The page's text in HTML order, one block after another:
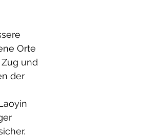
Orte
und
der